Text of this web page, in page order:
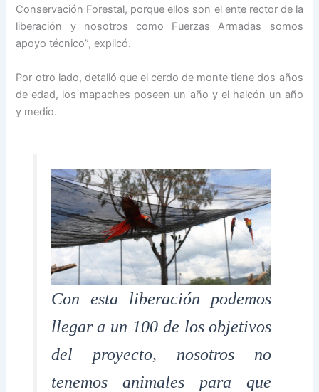
Conservación Forestal, porque ellos son el ente rector de la
liberación y nosotros como Fuerzas Armadas somos
apoyo técnico”, explicó.
Por otro lado, detalló que el cerdo de monte tiene dos años
de edad, los mapaches poseen un año y el halcón un año
y medio.
Con esta liberación podemos
llegar a un 100 de los objetivos
del proyecto, nosotros no
tenemos animales para que